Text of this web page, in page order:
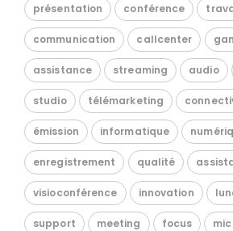
présentation conférence
communication callcenter
assistance streaming audio
studio télémarketing
émission informatique
enregistrement qualité
visioconférence innovation
support meeting focus